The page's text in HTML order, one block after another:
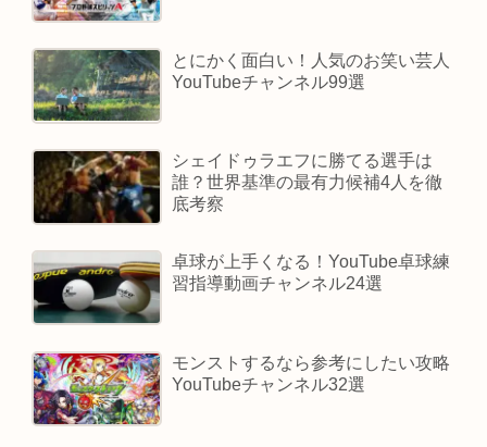
とにかく面白い！人気のお笑い芸人
YouTubeチャンネル99選
シェイドゥラエフに勝てる選手は
誰？世界基準の最有力候補4人を徹
底考察
卓球が上手くなる！YouTube卓球練
習指導動画チャンネル24選
モンストするなら参考にしたい攻略
YouTubeチャンネル32選